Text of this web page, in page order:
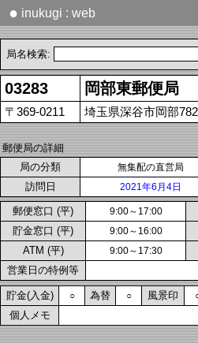
● inukugi : web
局名検索:
03283 岡部東郵便局
〒369-0211 埼玉県深谷市岡部
郵便局の詳細
局の分類
無集配の直営局
訪問日 2021年6月4日
郵便窓口 (平) 9:00～17:00
貯金窓口 (平) 9:00～16:00
ATM (平) 9:00～17:30
営業日の特例等
貯金(入金) ○ 為替 ○ 風景印
個人メモ